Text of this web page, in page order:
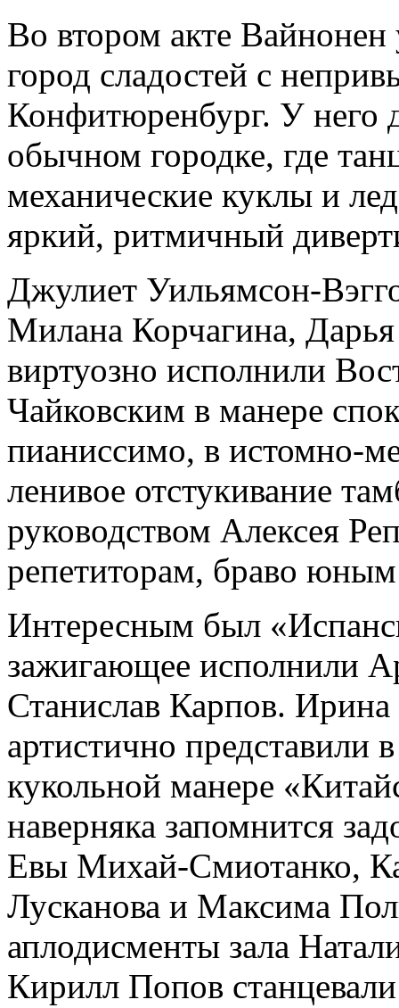
Во втором акте
город сладостей с
Конфитюренбург. У него
обычном городке, где
механические куклы и
яркий, ритмичный
Джулиет Уильямсон-
Милана Корчагина,
виртуозно исполнили
Чайковским в манере
пианиссимо, в истомно-
ленивое отстукивание
руководством Алексея
репетиторам, браво
Интересным был
зажигающее исполнили
Станислав Карпов.
артистично
кукольной манере
наверняка запомнится
Евы Михай-Смиотанко,
Лусканова и Максима
аплодисменты зала
Кирилл Попов